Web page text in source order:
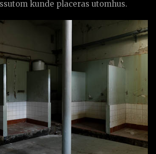
kunde placeras utomhus.